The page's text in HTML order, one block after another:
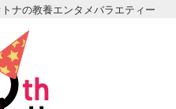
ナの教養エンタメバラエティー